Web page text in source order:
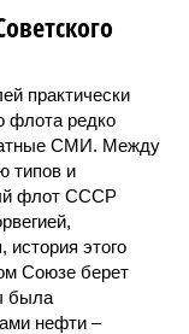
практически
флота редко
СМИ. Между
типов и
флот СССР
этого
Союзе берет
была
нефти –